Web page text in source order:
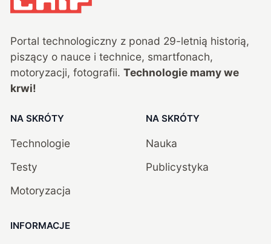
Portal technologiczny z ponad 29-letnią historią,
piszący o nauce i technice, smartfonach,
motoryzacji, fotografii. Technologie mamy we
krwi!
NA SKRÓTY
Technologie
Testy
Motoryzacja
NA SKRÓTY
Nauka
Publicystyka
INFORMACJE